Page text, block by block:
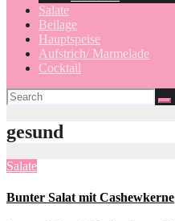
Salate
Beilage
Hauptspeise
Aufstrich/ Marmelade
Cocktail
gesund
Salate
Bunter Salat mit Cashewkerne